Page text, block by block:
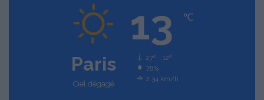
Paris
Ciel dégagé
13 ℃
27º - 12º
78%
2.34 km/h